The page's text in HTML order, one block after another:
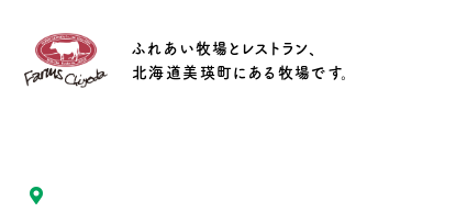
ふれあい牧場とレストラン、
北海道美瑛町にある牧場です。